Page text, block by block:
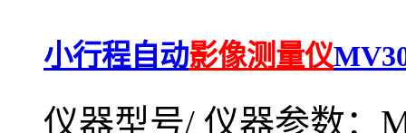
小行程自动影像测量仪
仪器型号/ 仪器参数：